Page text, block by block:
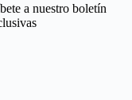
a nuestro boletín